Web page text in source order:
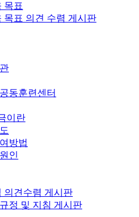
목표
목표 의견 수렴 게시판
동훈련센터
이란
방법
인
의견수렴 게시판
정 및 지침 게시판